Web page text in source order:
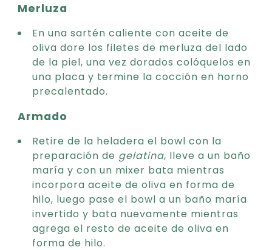
Merluza
En una sartén caliente con aceite de
oliva dore los filetes de merluza del lado
de la piel, una vez dorados colóquelos en
una placa y termine la cocción en horno
precalentado.
Armado
Retire de la heladera el bowl con la
preparación de gelatina, lleve a un baño
maría y con un mixer bata mientras
incorpora aceite de oliva en forma de
hilo, luego pase el bowl a un baño maría
invertido y bata nuevamente mientras
agrega el resto de aceite de oliva en
forma de hilo.